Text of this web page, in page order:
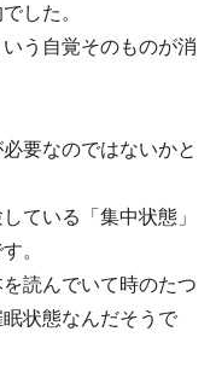
した。
う自覚そのものが消
要なのではないかと
ている「集中状態」
。
読んでいて時のたつ
状態なんだそうで